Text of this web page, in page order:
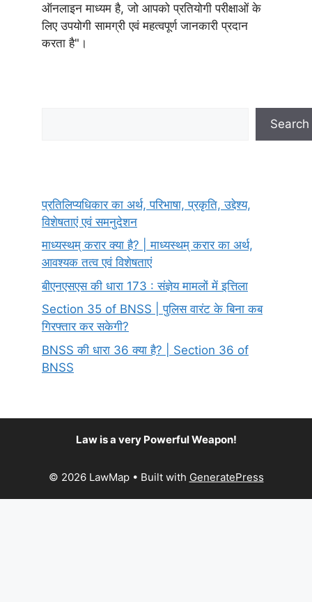
ऑनलाइन माध्यम है, जो आपको प्रतियोगी परीक्षाओं के
लिए उपयोगी सामग्री एवं महत्वपूर्ण जानकारी प्रदान
करता है"।
Search
प्रतिलिप्यधिकार का अर्थ, परिभाषा, प्रकृति, उद्देश्य,
विशेषताएं एवं समनुदेशन
माध्यस्थम् करार क्या है? | माध्यस्थम् करार का अर्थ,
आवश्यक तत्व एवं विशेषताएं
बीएनएसएस की धारा 173 : संज्ञेय मामलों में इत्तिला
Section 35 of BNSS | पुलिस वारंट के बिना कब
गिरफ्तार कर सकेगी?
BNSS की धारा 36 क्या है? | Section 36 of
BNSS
Law is a very Powerful Weapon!
© 2026 LawMap• Built with GeneratePress